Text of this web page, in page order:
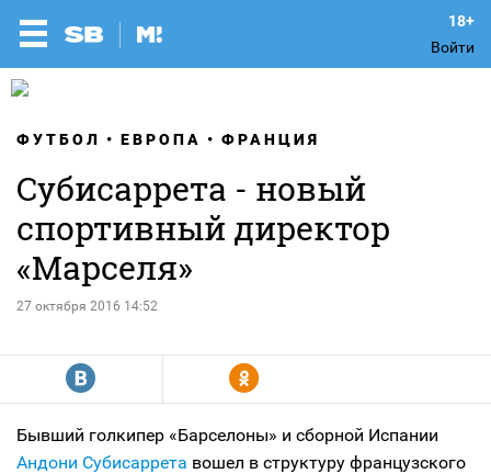
Войти
ФУТБОЛ ЕВРОПА ФРАНЦИЯ
Субисаррета - новый
спортивный директор
«Марселя»
27 октября 2016 14:52
R Y
Бывший голкипер «Барселоны» и сборной Испании
Андони Субисаррета вошел в структуру французского